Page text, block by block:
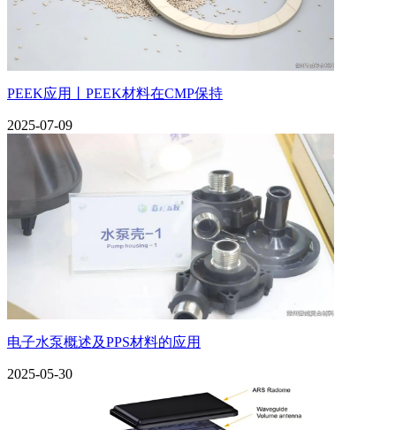
PEEK应用丨PEEK材料在CMP保持
2025-07-09
电子水泵概述及PPS材料的应用
2025-05-30